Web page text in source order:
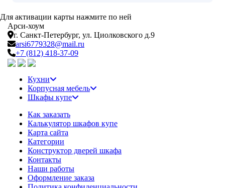
Для активации карты нажмите по ней
Арси-хоум
г. Санкт-Петербург, ул. Циолковского д.9
arsi6779328@mail.ru
+7 (812) 418-37-09
Кухни
Корпусная мебель
Шкафы купе
Как заказать
Калькулятор шкафов купе
Карта сайта
Категории
Конструктор дверей шкафа
Контакты
Наши работы
Оформление заказа